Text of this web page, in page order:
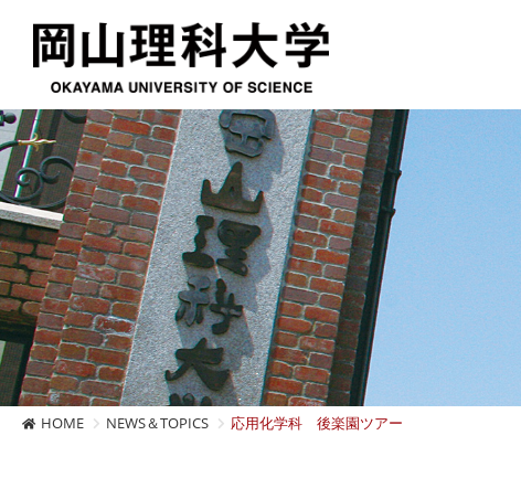
HOME NEWS＆TOPICS 応用化学科 後楽園ツアー